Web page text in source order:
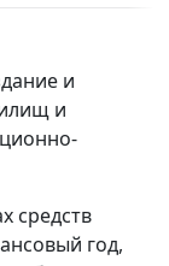
и
и
средств
год,